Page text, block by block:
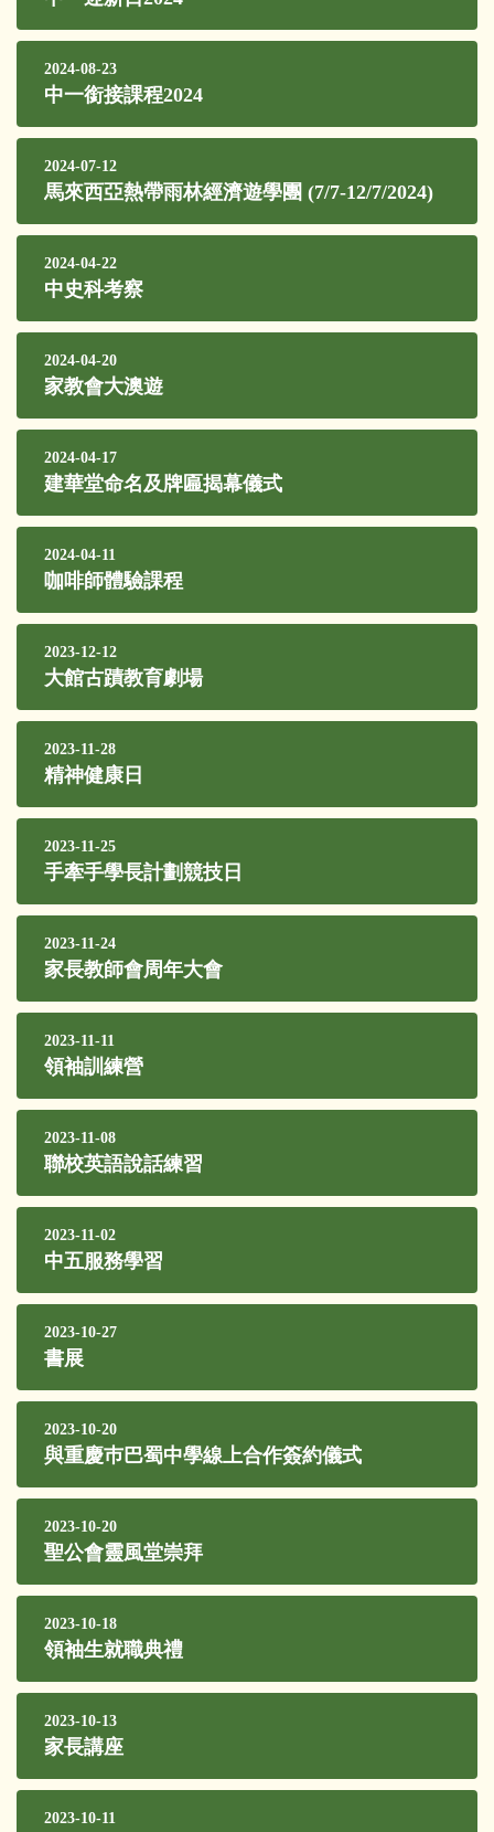
2024-08-23
中一銜接課程2024
2024-07-12
馬來西亞熱帶雨林經濟遊學團 (7/7-12/7/2024)
2024-04-22
中史科考察
2024-04-20
家教會大澳遊
2024-04-17
建華堂命名及牌匾揭幕儀式
2024-04-11
咖啡師體驗課程
2023-12-12
大館古蹟教育劇場
2023-11-28
精神健康日
2023-11-25
手牽手學長計劃競技日
2023-11-24
家長教師會周年大會
2023-11-11
領袖訓練營
2023-11-08
聯校英語說話練習
2023-11-02
中五服務學習
2023-10-27
書展
2023-10-20
與重慶巿巴蜀中學線上合作簽約儀式
2023-10-20
聖公會靈風堂崇拜
2023-10-18
領袖生就職典禮
2023-10-13
家長講座
2023-10-11